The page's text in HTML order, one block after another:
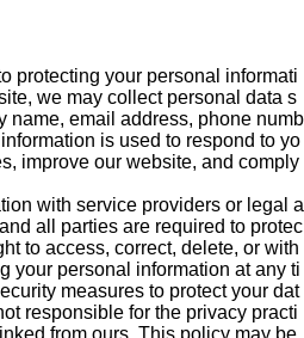
protecting your personal informati
we may collect personal data s
name, email address, phone numb
is used to respond to yo
improve our website, and comply
with service providers or legal a
all parties are required to protec
to access, correct, delete, or with
your personal information at any ti
measures to protect your dat
responsible for the privacy practi
from ours. This policy may be